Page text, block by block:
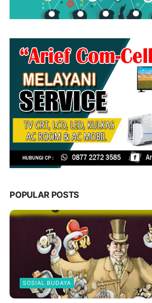
POPULAR POSTS
SOSIAL BUDAYA